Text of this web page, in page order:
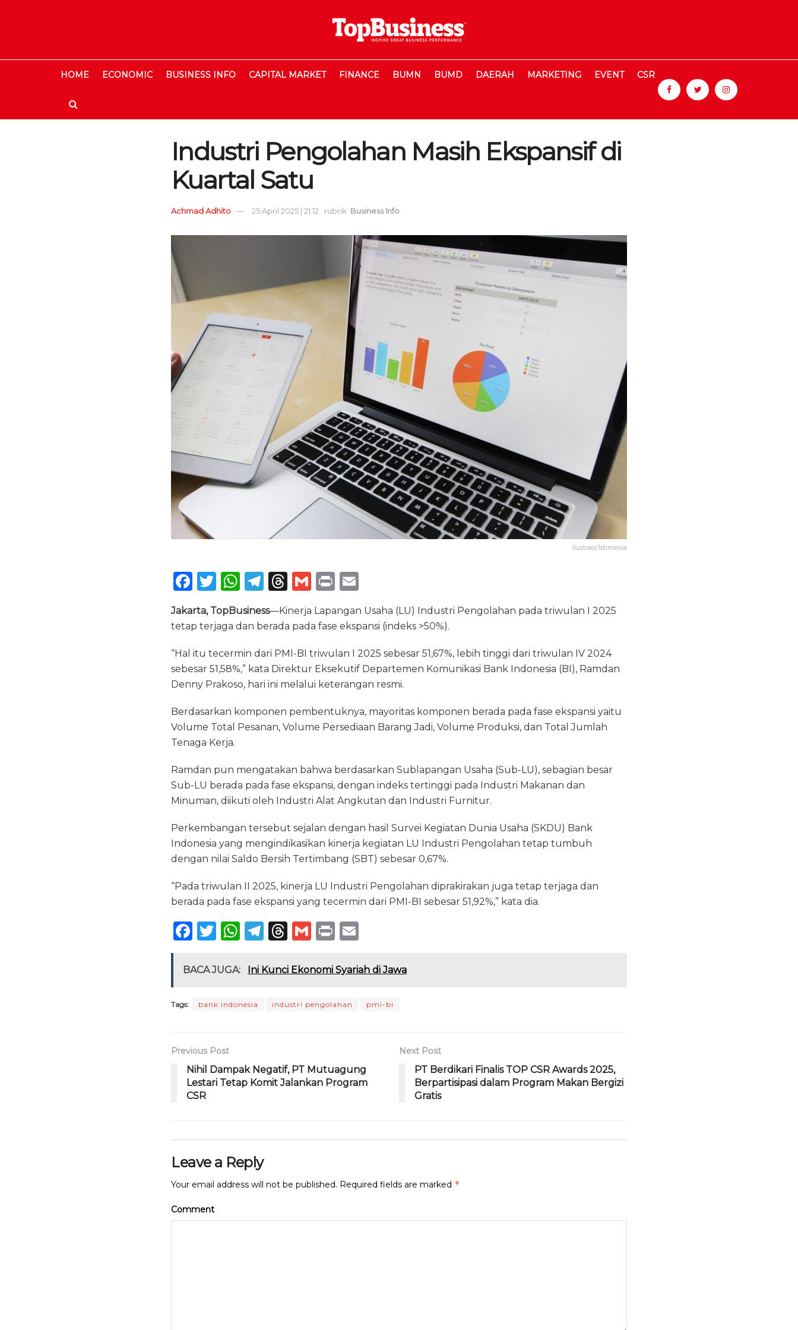
HOME ECONOMIC BUSINESS INFO CAPITAL MARKET FINANCE BUMN BUMD DAERAH MARKETING EVENT CSR
Industri Pengolahan Masih Ekspansif di
Kuartal Satu
Achmad Adhito 25 April 2025 | 21:12 rubrik: Business Info
Ilustrasi/Istimewa
F
c
b
o
o
k
T
it
te
r
W
h
a
A
p
p
T
e
ra
m
T
re
a
d
s
G
ai
P
n ai
Jakarta, TopBusiness—Kinerja Lapangan Usaha (LU) Industri Pengolahan pada triwulan I 2025
tetap terjaga dan berada pada fase ekspansi (indeks >50%).
“Hal itu tecermin dari PMI-BI triwulan I 2025 sebesar 51,67%, lebih tinggi dari triwulan IV 2024
sebesar 51,58%,” kata Direktur Eksekutif Departemen Komunikasi Bank Indonesia (BI), Ramdan
Denny Prakoso, hari ini melalui keterangan resmi.
Berdasarkan komponen pembentuknya, mayoritas komponen berada pada fase ekspansi yaitu
Volume Total Pesanan, Volume Persediaan Barang Jadi, Volume Produksi, dan Total Jumlah
Tenaga Kerja.
Ramdan pun mengatakan bahwa berdasarkan Sublapangan Usaha (Sub-LU), sebagian besar
Sub-LU berada pada fase ekspansi, dengan indeks tertinggi pada Industri Makanan dan
Minuman, diikuti oleh Industri Alat Angkutan dan Industri Furnitur.
Perkembangan tersebut sejalan dengan hasil Survei Kegiatan Dunia Usaha (SKDU) Bank
Indonesia yang mengindikasikan kinerja kegiatan LU Industri Pengolahan tetap tumbuh
dengan nilai Saldo Bersih Tertimbang (SBT) sebesar 0,67%.
“Pada triwulan II 2025, kinerja LU Industri Pengolahan diprakirakan juga tetap terjaga dan
berada pada fase ekspansi yang tecermin dari PMI-BI sebesar 51,92%,” kata dia.
F
c
b
o
k
T
it
r
W
a
A
T
e
ra
T
re
d
G
ai
P
n ai
BACA JUGA: Ini Kunci Ekonomi Syariah di Jawa
Tags: bank indonesia industri pengolahan pmi-bi
Previous Post
Nihil Dampak Negatif, PT Mutuagung
Lestari Tetap Komit Jalankan Program
CSR
Next Post
PT Berdikari Finalis TOP CSR Awards 2025,
Berpartisipasi dalam Program Makan Bergizi
Gratis
Leave a Reply
Your email address will not be published. Required fields are marked *
Comment